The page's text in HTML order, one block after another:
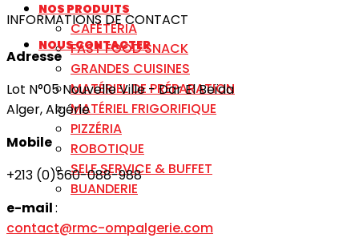
NOS PRODUITS
CAFÉTÉRIA
FAST FOOD SNACK
GRANDES CUISINES
MATÉRIEL DE PRÉPARATION
MATÉRIEL FRIGORIFIQUE
PIZZÉRIA
ROBOTIQUE
SELF SERVICE & BUFFET
BUANDERIE
NOUS CONTACTER
INFORMATIONS DE CONTACT
Adresse
Lot N°05 Nouvelle Ville - Dar El Beïda
Alger, Algérie
Mobile
+213 (0)560-088-988
e-mail:
contact@rmc-ompalgerie.com